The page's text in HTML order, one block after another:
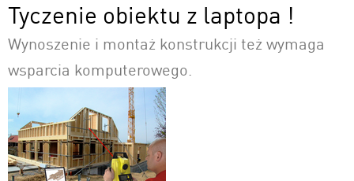
Tyczenie obiektu z laptopa !
Wynoszenie i montaż konstrukcji też wymaga
wsparcia komputerowego.